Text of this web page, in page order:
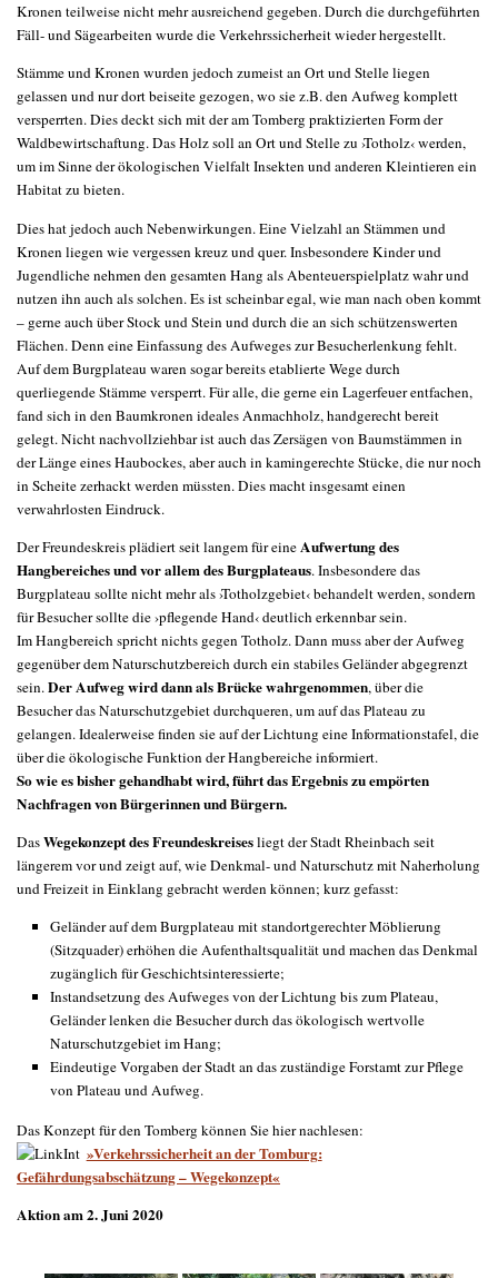
Kronen teilweise nicht mehr ausreichend gegeben. Durch die durchgeführten
Fäll- und Sägearbeiten wurde die Verkehrssicherheit wieder hergestellt.
Stämme und Kronen wurden jedoch zumeist an Ort und Stelle liegen
gelassen und nur dort beiseite gezogen, wo sie z.B. den Aufweg komplett
versperrten. Dies deckt sich mit der am Tomberg praktizierten Form der
Waldbewirtschaftung. Das Holz soll an Ort und Stelle zu ›Totholz‹ werden,
um im Sinne der ökologischen Vielfalt Insekten und anderen Kleintieren ein
Habitat zu bieten.
Dies hat jedoch auch Nebenwirkungen. Eine Vielzahl an Stämmen und
Kronen liegen wie vergessen kreuz und quer. Insbesondere Kinder und
Jugendliche nehmen den gesamten Hang als Abenteuerspielplatz wahr und
nutzen ihn auch als solchen. Es ist scheinbar egal, wie man nach oben kommt
– gerne auch über Stock und Stein und durch die an sich schützenswerten
Flächen. Denn eine Einfassung des Aufweges zur Besucherlenkung fehlt.
Auf dem Burgplateau waren sogar bereits etablierte Wege durch
querliegende Stämme versperrt. Für alle, die gerne ein Lagerfeuer entfachen,
fand sich in den Baumkronen ideales Anmachholz, handgerecht bereit
gelegt. Nicht nachvollziehbar ist auch das Zersägen von Baumstämmen in
der Länge eines Haubockes, aber auch in kamingerechte Stücke, die nur noch
in Scheite zerhackt werden müssten. Dies macht insgesamt einen
verwahrlosten Eindruck.
Der Freundeskreis plädiert seit langem für eineAufwertung des
Hangbereiches und vor allem des Burgplateaus. Insbesondere das
Burgplateau sollte nicht mehr als ›Totholzgebiet‹ behandelt werden, sondern
für Besucher sollte die ›pflegende Hand‹ deutlich erkennbar sein.
Im Hangbereich spricht nichts gegen Totholz. Dann muss aber der Aufweg
gegenüber dem Naturschutzbereich durch ein stabiles Geländer abgegrenzt
sein.Der Aufweg wird dann als Brücke wahrgenommen, über die
Besucher das Naturschutzgebiet durchqueren, um auf das Plateau zu
gelangen. Idealerweise finden sie auf der Lichtung eine Informationstafel, die
über die ökologische Funktion der Hangbereiche informiert.
So wie es bisher gehandhabt wird, führt das Ergebnis zu empörten
Nachfragen von Bürgerinnen und Bürgern.
DasWegekonzept des Freundeskreisesliegt der Stadt Rheinbach seit
längerem vor und zeigt auf, wie Denkmal- und Naturschutz mit Naherholung
und Freizeit in Einklang gebracht werden können; kurz gefasst:
Geländer auf dem Burgplateau mit standortgerechter Möblierung
(Sitzquader) erhöhen die Aufenthaltsqualität und machen das Denkmal
zugänglich für Geschichtsinteressierte;
Instandsetzung des Aufweges von der Lichtung bis zum Plateau,
Geländer lenken die Besucher durch das ökologisch wertvolle
Naturschutzgebiet im Hang;
Eindeutige Vorgaben der Stadt an das zuständige Forstamt zur Pflege
von Plateau und Aufweg.
Das Konzept für den Tomberg können Sie hier nachlesen:
»Verkehrssicherheit an der Tomburg:
Gefährdungsabschätzung – Wegekonzept«
Aktion am 2. Juni 2020